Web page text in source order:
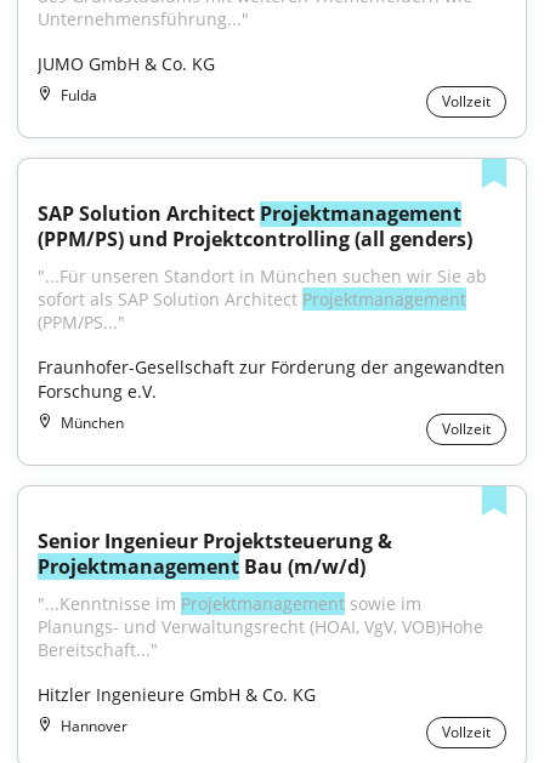
Unternehmensführung..."
JUMO GmbH & Co. KG
Fulda Vollzeit
SAP Solution Architect Projektmanagement
(PPM/PS) und Projektcontrolling (all genders)
"...Für unseren Standort in München suchen wir Sie ab
sofort als SAP Solution Architect Projektmanagement
(PPM/PS..."
Fraunhofer-Gesellschaft zur Förderung der angewandten
Forschung e.V.
München Vollzeit
Projektmanagement Bau (m/w/d)
"...Kenntnisse im Projektmanagement sowie im
Planungs- und Verwaltungsrecht (HOAI, VgV, VOB)Hohe
Bereitschaft..."
Hitzler Ingenieure GmbH & Co. KG
Hannover Vollzeit